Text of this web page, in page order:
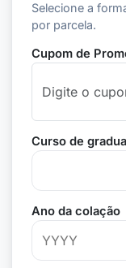
Selecione a
por parcela.
Cupom de
Curso de
Ano da colação